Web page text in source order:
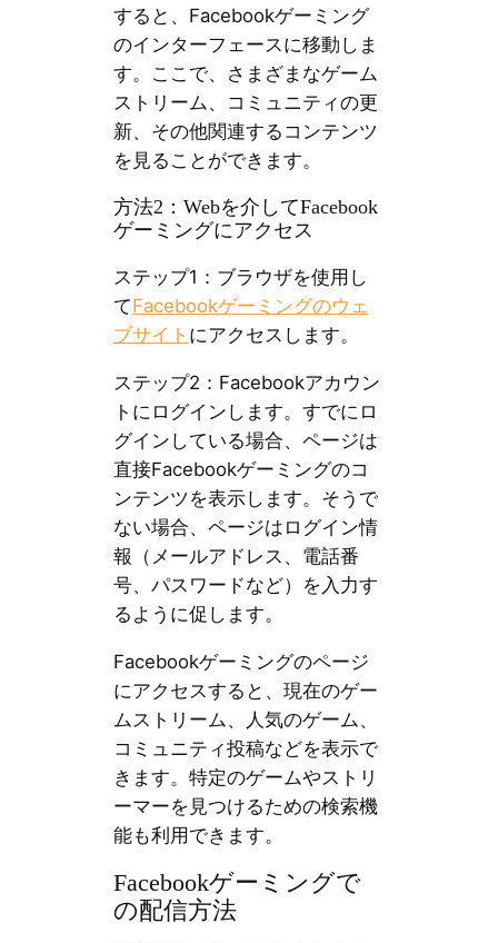
すると、Facebookゲーミング
のインターフェースに移動しま
す。ここで、さまざまなゲーム
ストリーム、コミュニティの更
新、その他関連するコンテンツ
を見ることができます。
方法2：Webを介してFacebook
ゲーミングにアクセス
ステップ1：ブラウザを使用し
てFacebookゲーミングのウェ
ブサイト にアクセスします。
ステップ2：Facebookアカウン
トにログインします。すでにロ
グインしている場合、ページは
直接Facebookゲーミングのコ
ンテンツを表示します。そうで
ない場合、ページはログイン情
報（メールアドレス、電話番
号、パスワードなど）を入力す
るように促します。
Facebookゲーミングのページ
にアクセスすると、現在のゲー
ムストリーム、人気のゲーム、
コミュニティ投稿などを表示で
きます。特定のゲームやストリ
ーマーを見つけるための検索機
能も利用できます。
Facebookゲーミングで
の配信方法